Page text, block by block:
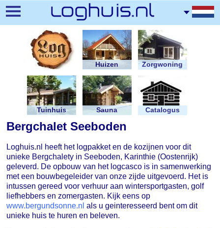
Overslaan
en
naar
Huizen Zorgwoning
Tuinhuis Sauna Catalogus
Bergchalet Seeboden
Loghuis.nl heeft het logpakket en de kozijnen voor dit
unieke Bergchalety in Seeboden, Karinthie (Oostenrijk)
geleverd. De opbouw van het logcasco is in samenwerking
met een bouwbegeleider van onze zijde uitgevoerd. Het is
intussen gereed voor verhuur aan wintersportgasten, golf
liefhebbers en zomergasten. Kijk eens op
www.bergundsonne.nl als u geinteresseerd bent om dit
unieke huis te huren en beleven.